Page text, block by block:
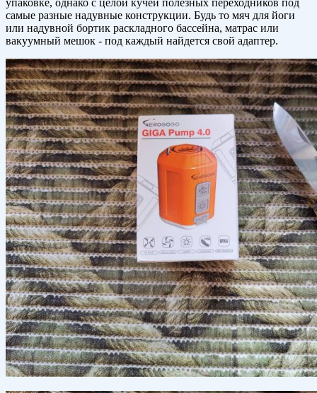
упаковке, однако с целой кучей полезных переходников под
самые разные надувные конструкции. Будь то мяч для йоги
или надувной бортик раскладного бассейна, матрас или
вакуумный мешок - под каждый найдется свой адаптер.